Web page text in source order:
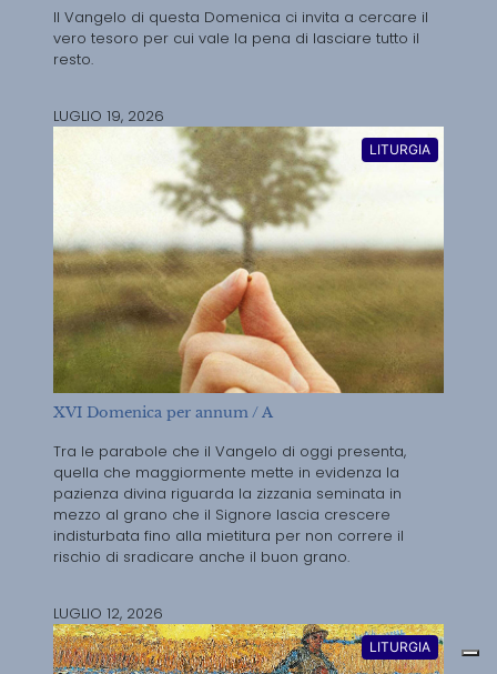
Il Vangelo di questa Domenica ci invita a cercare il
vero tesoro per cui vale la pena di lasciare tutto il
resto.
LUGLIO 19, 2026
LITURGIA
XVI Domenica per annum / A
Tra le parabole che il Vangelo di oggi presenta,
quella che maggiormente mette in evidenza la
pazienza divina riguarda la zizzania seminata in
mezzo al grano che il Signore lascia crescere
indisturbata fino alla mietitura per non correre il
rischio di sradicare anche il buon grano.
LUGLIO 12, 2026
LITURGIA